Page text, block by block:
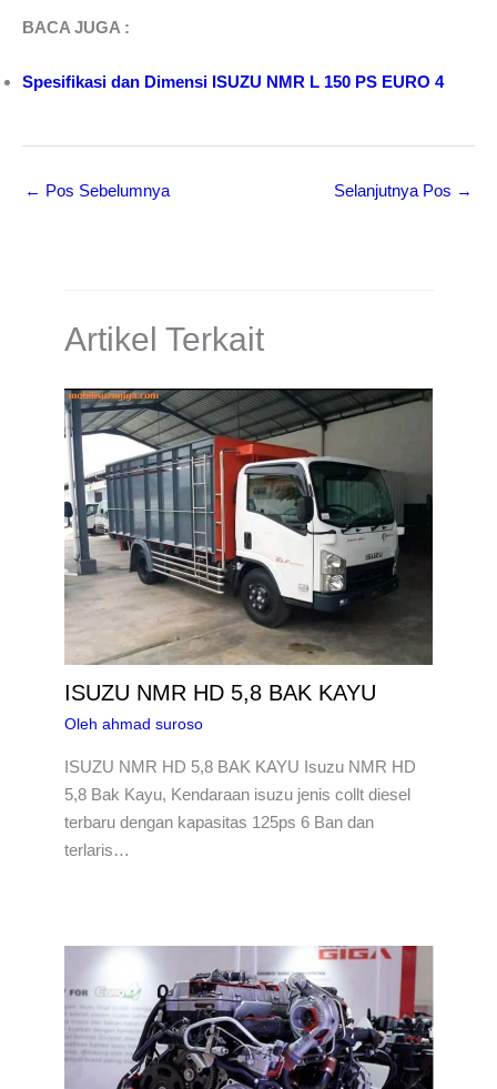
BACA JUGA :
Spesifikasi dan Dimensi ISUZU NMR L 150 PS EURO 4
← Pos Sebelumnya Selanjutnya Pos →
Artikel Terkait
ISUZU NMR HD 5,8 BAK KAYU
Oleh ahmad suroso
ISUZU NMR HD 5,8 BAK KAYU Isuzu NMR HD
5,8 Bak Kayu, Kendaraan isuzu jenis collt diesel
terbaru dengan kapasitas 125ps 6 Ban dan
terlaris…